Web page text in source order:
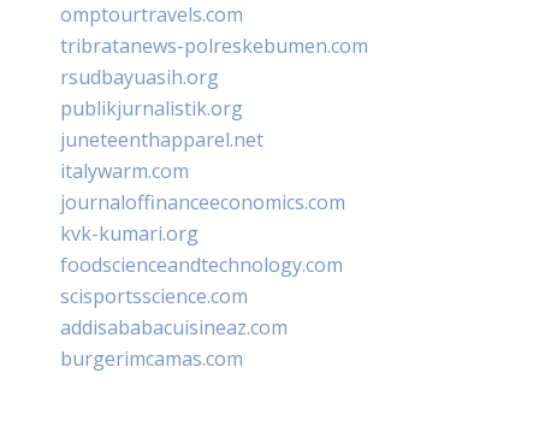
omptourtravels.com
tribratanews-polreskebumen.com
rsudbayuasih.org
publikjurnalistik.org
juneteenthapparel.net
italywarm.com
journaloffinanceeconomics.com
kvk-kumari.org
foodscienceandtechnology.com
scisportsscience.com
addisababacuisineaz.com
burgerimcamas.com